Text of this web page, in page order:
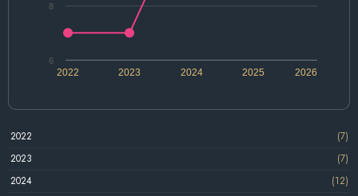
2022 2024 2026
2023 2025
6
8
2022
(7)
2023
(7)
2024
(12)